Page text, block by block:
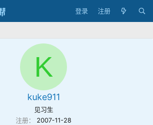
登录 注册
K
kuke911
见习生
注册
2007-11-28